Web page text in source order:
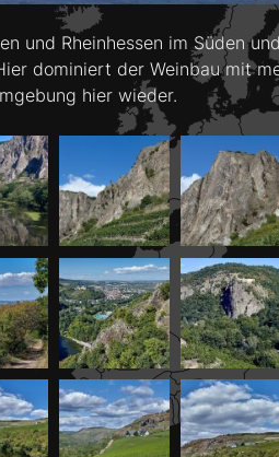
und Rheinhessen im Süden
dominiert der Weinbau mit
hier wieder.